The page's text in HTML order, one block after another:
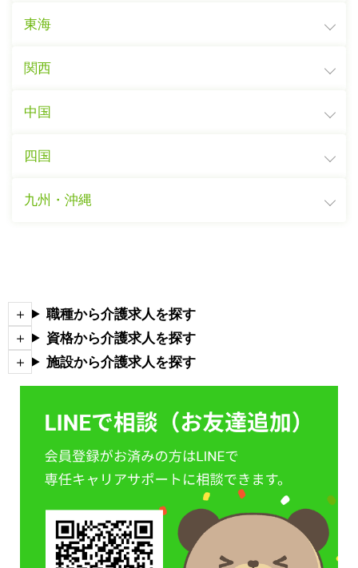
東海
関西
中国
四国
九州・沖縄
職種から介護求人を探す
資格から介護求人を探す
施設から介護求人を探す